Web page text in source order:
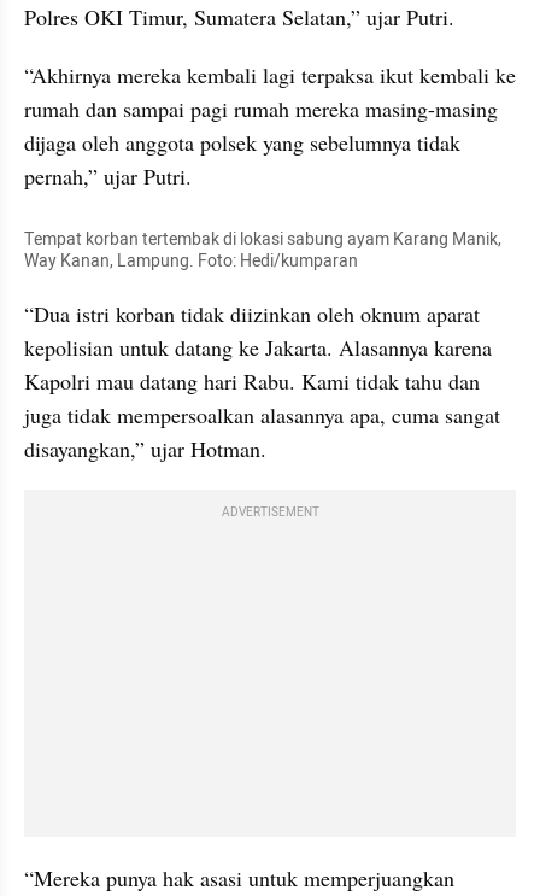
Polres OKI Timur, Sumatera Selatan,” ujar Putri.
“Akhirnya mereka kembali lagi terpaksa ikut kembali ke
rumah dan sampai pagi rumah mereka masing-masing
dijaga oleh anggota polsek yang sebelumnya tidak
pernah,” ujar Putri.
Tempat korban tertembak di lokasi sabung ayam Karang Manik,
Way Kanan, Lampung. Foto: Hedi/kumparan
“Dua istri korban tidak diizinkan oleh oknum aparat
kepolisian untuk datang ke Jakarta. Alasannya karena
Kapolri mau datang hari Rabu. Kami tidak tahu dan
juga tidak mempersoalkan alasannya apa, cuma sangat
disayangkan,” ujar Hotman.
ADVERTISEMENT
“Mereka punya hak asasi untuk memperjuangkan